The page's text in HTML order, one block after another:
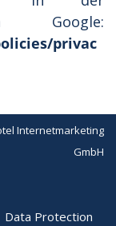
Google:
privac
Internetmarketing
GmbH
Data Protection